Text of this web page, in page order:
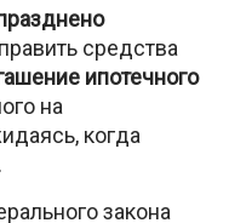
средства
ипотечного
на
когда
закона